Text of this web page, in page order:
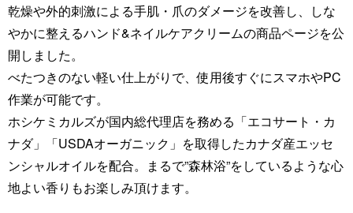
乾燥や外的刺激による手肌・爪のダメージを改善し、しな
やかに整えるハンド&ネイルケアクリームの商品ページを公
開しました。
べたつきのない軽い仕上がりで、使用後すぐにスマホやPC
作業が可能です。
ホシケミカルズが国内総代理店を務める「エコサート・カ
ナダ」「USDAオーガニック」を取得したカナダ産エッセ
ンシャルオイルを配合。まるで”森林浴”をしているような心
地よい香りもお楽しみ頂けます。